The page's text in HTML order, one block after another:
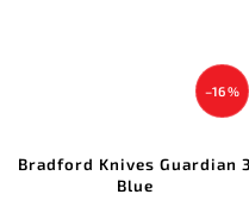
–16 %
Bradford Knives Guardian 3
Blue